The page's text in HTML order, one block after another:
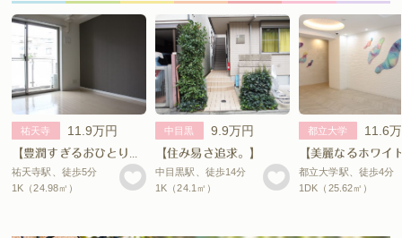
祐天寺 11.9万円
祐天寺駅、徒歩5分
1K（24.98㎡）
中目黒 9.9万円
【住み易さ追求。】
中目黒駅、徒歩14分
1K（24.1㎡）
都立大学 11.6
都立大学駅、徒歩4分
1DK（25.62㎡）